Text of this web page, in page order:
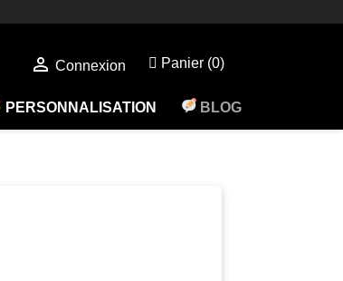
 Connexion Panier (0)
PERSONNALISATION BLOG